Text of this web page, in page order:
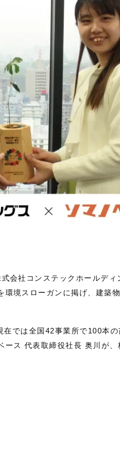
会社コンステックホールデ
境スローガンに掲げ、建築
では全国42事業所で100本
ス 代表取締役社長 奥川が